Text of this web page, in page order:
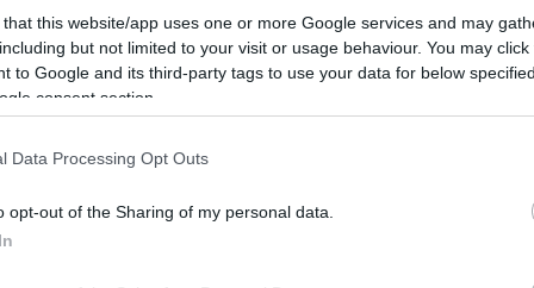
that this website/app uses one or more Google services and may
but not limited to your visit or usage behaviour. You may
to Google and its third-party tags to use your data for below
consent section.
Data Processing Opt Outs
opt-out of the Sharing of my personal data.
την πρόκριση απέναντι στηνΙσπανία,η
με 78-57 του Μαυροβουνίου,κάτι που
ομίλου σερεκόρ 1-1!